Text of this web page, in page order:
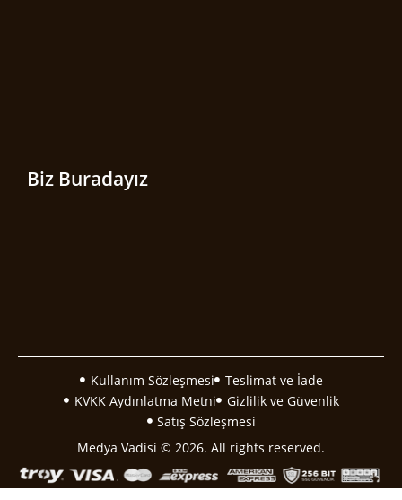
Biz Buradayız
Kullanım Sözleşmesi
Teslimat ve İade
KVKK Aydınlatma Metni
Gizlilik ve Güvenlik
Satış Sözleşmesi
Medya Vadisi © 2026. All rights reserved.